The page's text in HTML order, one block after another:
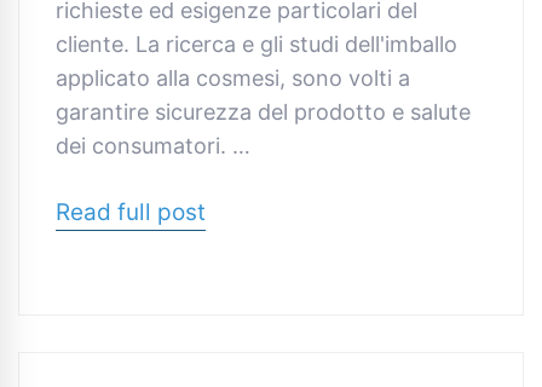
richieste ed esigenze particolari del
cliente. La ricerca e gli studi dell'imballo
applicato alla cosmesi, sono volti a
garantire sicurezza del prodotto e salute
dei consumatori. …
Read full post